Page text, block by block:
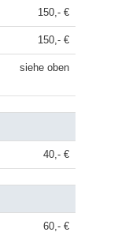
150,- €
150,- €
siehe oben
40,- €
60,- €